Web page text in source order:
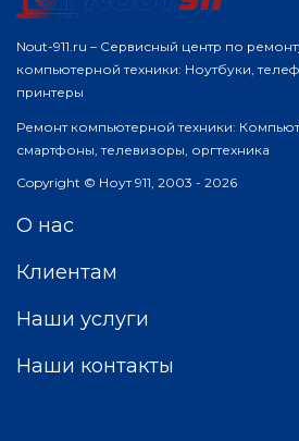
Nout-911.ru – Сервисный центр по
компьютерной техники: Ноутбуки,
принтеры
Ремонт компьютерной техники:
смартфоны, телевизоры, оргтехника
Copyright © Ноут 911, 2003 - 2026
О нас
Клиентам
Наши услуги
Наши контакты